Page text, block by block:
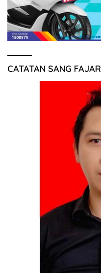
CATATAN SANG FAJAR